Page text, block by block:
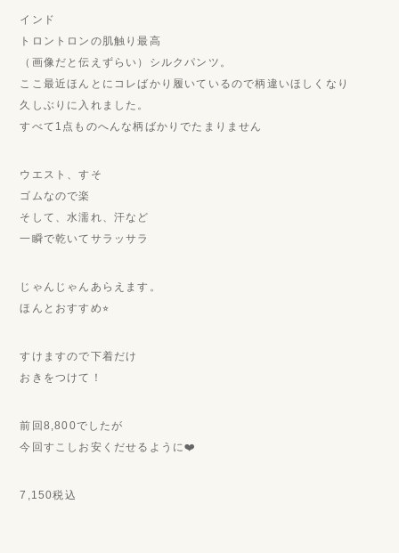
インド
トロントロンの肌触り最高
（画像だと伝えずらい）シルクパンツ。
ここ最近ほんとにコレばかり履いているので柄違いほしくなり
久しぶりに入れました。
すべて1点ものへんな柄ばかりでたまりません
ウエスト、すそ
ゴムなので楽
そして、水濡れ、汗など
一瞬で乾いてサラッサラ
じゃんじゃんあらえます。
ほんとおすすめ⭐︎
すけますので下着だけ
おきをつけて！
前回8,800でしたが
今回すこしお安くだせるように❤️
7,150税込